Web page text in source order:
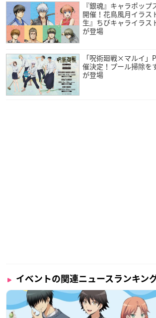
『銀魂』キャラポッ
開催！花鳥風月イラス
生』ちびキャライラス
が登場
「呪術廻戦×マルイ」
催決定！プール掃除を
が登場
イベントの関連ニュースランキン